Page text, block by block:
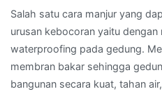
Salah satu cara manjur yang
urusan kebocoran yaitu
waterproofing pada gedung.
membran bakar sehingga
bangunan secara kuat, tahan